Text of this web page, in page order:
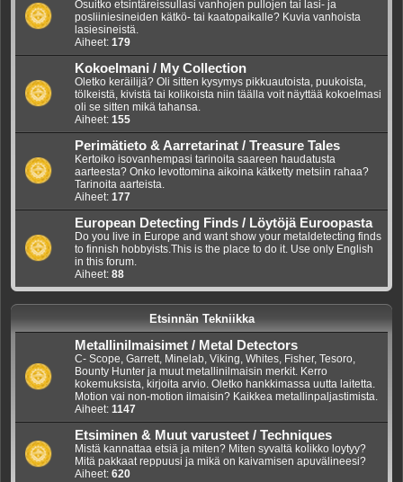
Osuitko etsintäreissullasi vanhojen pullojen tai lasi- ja
posliiniesineiden kätkö- tai kaatopaikalle? Kuvia vanhoista
lasiesineistä.
Aiheet: 179
Kokoelmani / My Collection
Oletko keräilijä? Oli sitten kysymys pikkuautoista, puukoista,
tölkeistä, kivistä tai kolikoista niin täälla voit näyttää kokoelmasi
oli se sitten mikä tahansa.
Aiheet: 155
Perimätieto & Aarretarinat / Treasure Tales
Kertoiko isovanhempasi tarinoita saareen haudatusta
aarteesta? Onko levottomina aikoina kätketty metsiin rahaa?
Tarinoita aarteista.
Aiheet: 177
European Detecting Finds / Löytöjä Euroopasta
Do you live in Europe and want show your metaldetecting finds
to finnish hobbyists.This is the place to do it. Use only English
in this forum.
Aiheet: 88
Etsinnän Tekniikka
Metallinilmaisimet / Metal Detectors
C- Scope, Garrett, Minelab, Viking, Whites, Fisher, Tesoro,
Bounty Hunter ja muut metallinilmaisin merkit. Kerro
kokemuksista, kirjoita arvio. Oletko hankkimassa uutta laitetta.
Motion vai non-motion ilmaisin? Kaikkea metallinpaljastimista.
Aiheet: 1147
Etsiminen & Muut varusteet / Techniques
Mistä kannattaa etsiä ja miten? Miten syvaltä kolikko loytyy?
Mitä pakkaat reppuusi ja mikä on kaivamisen apuvälineesi?
Aiheet: 620